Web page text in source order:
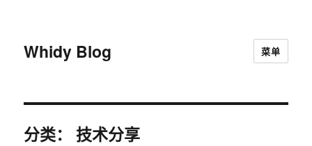
Whidy Blog 菜单
分类：技术分享